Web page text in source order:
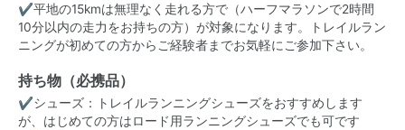
✔平地の15kmは無理なく走れる方で（ハーフマラソンで2時間
10分以内の走力をお持ちの方）が対象になります。トレイルラン
ニングが初めての方からご経験者までお気軽にご参加下さい。
持ち物（必携品）
✔シューズ：トレイルランニングシューズをおすすめします
が、はじめての方はロード用ランニングシューズでも可です